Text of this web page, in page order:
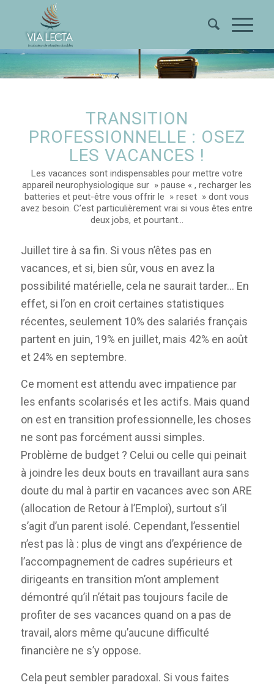
TRANSITION
PROFESSIONNELLE : OSEZ
LES VACANCES !
Les vacances sont indispensables pour mettre votre
appareil neurophysiologique sur » pause « , recharger les
batteries et peut-être vous offrir le » reset » dont vous
avez besoin. C’est particulièrement vrai si vous êtes entre
deux jobs, et pourtant…
Juillet tire à sa fin. Si vous n’êtes pas en
vacances, et si, bien sûr, vous en avez la
possibilité matérielle, cela ne saurait tarder… En
effet, si l’on en croit certaines statistiques
récentes, seulement 10% des salariés français
partent en juin, 19% en juillet, mais 42% en août
et 24% en septembre.
Ce moment est attendu avec impatience par
les enfants scolarisés et les actifs. Mais quand
on est en transition professionnelle, les choses
ne sont pas forcément aussi simples.
Problème de budget ? Celui ou celle qui peinait
à joindre les deux bouts en travaillant aura sans
doute du mal à partir en vacances avec son ARE
(allocation de Retour à l’Emploi), surtout s’il
s’agit d’un parent isolé. Cependant, l’essentiel
n’est pas là : plus de vingt ans d’expérience de
l’accompagnement de cadres supérieurs et
dirigeants en transition m’ont amplement
démontré qu’il n’était pas toujours facile de
profiter de ses vacances quand on a pas de
travail, alors même qu’aucune difficulté
financière ne s’y oppose.
Cela peut sembler paradoxal. Si vous faites